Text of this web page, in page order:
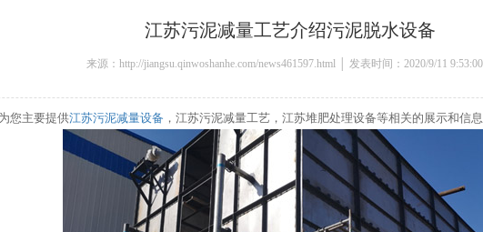
江苏污泥减量工艺介绍污泥脱水设备
来源：http://jiangsu.qinwoshanhe.com/news461597.html │ 发表时间：2020/9/11
您主要提供江苏污泥减量设备 ，江苏污泥减量工艺，江苏堆肥处理设备等相关的展示和信